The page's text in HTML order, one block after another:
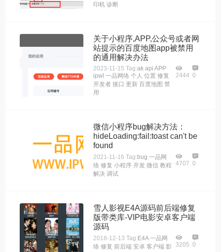
印机 诊断
关于小程序,APP,公众号或者网
站提示的百度地图app被禁用
的通用解决办法
2023-11-15 Tag:ak api APP
ipwl 一品网络 个人 位置 修复
开发者 接口 更新 百度地图 禁
用
2444 0
微信小程序bug解决方法：
hideLoading:fail:toast can't be
found
2021-11-16 Tag: bug 一品网
络 修复 小程序 开发 微信 教程
解决 调试
4707 0
雪人影视E4A源码前后端修复
版带类库-VIP电影安卓客户端
源码
2018-12-13 Tag: E4A 一品网
络 修复 前后端 安卓 客户端 影
3205 0